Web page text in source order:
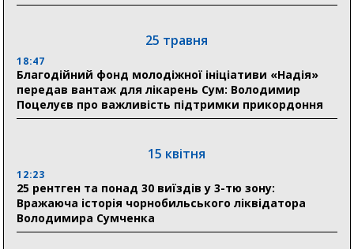
прифронтової Сумщини: перша група оздоровилася
в Австрії
18:30
Ніколаєнко: у Сумах погодили 115 компенсацій на
відновлення житла майже на 6,6 млн грн
21:01
До 19 400 гривень на паливо: Пенсійний фонд
Сумщини пояснив, як отримати допомогу на зиму
25 травня
18:47
Благодійний фонд молодіжної ініціативи «Надія»
передав вантаж для лікарень Сум: Володимир
Поцелуєв про важливість підтримки прикордоння
15 квітня
12:23
25 рентген та понад 30 виїздів у 3-тю зону:
Вражаюча історія чорнобильського ліквідатора
Володимира Сумченка